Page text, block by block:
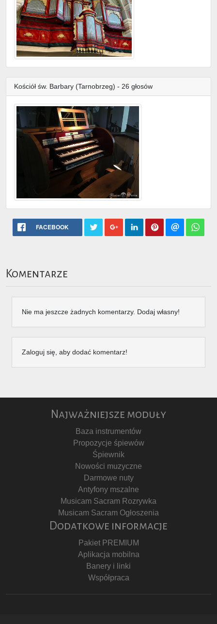
Kościół św. Barbary (Tarnobrzeg) - 26 głosów
FACEBOOK
Komentarze
Nie ma jeszcze żadnych komentarzy. Dodaj własny!
Zaloguj się, aby dodać komentarz!
Najważniejsze moduły
Baza instrumentów
Propozycje śpiewów
Śpiewnik
Nowości muzyczne
Darmowe nuty
Antyfony mszalne
Musicam Sacram Rozrywka
Musicam Sacram Ogłoszenia
Dodatkowe informacje
Pakiet PREMIUM
Aplikacja mobilna
Banery i linki
Współpraca